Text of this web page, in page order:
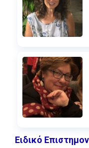
Ειδικό